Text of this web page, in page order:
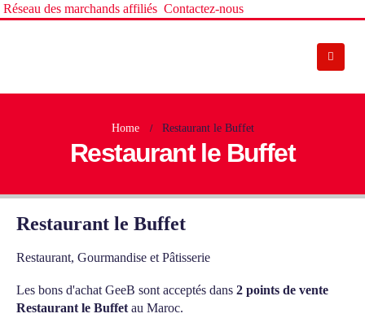
Réseau des marchands affiliés Contactez-nous
Home Restaurant le Buffet
Restaurant le Buffet
Restaurant le Buffet
Restaurant, Gourmandise et Pâtisserie
Les bons d'achat GeeB sont acceptés dans 2 points de vente
Restaurant le Buffet au Maroc.